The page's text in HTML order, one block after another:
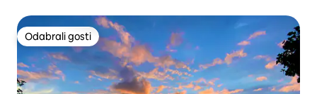
Odabrali gosti
Odabrali gosti